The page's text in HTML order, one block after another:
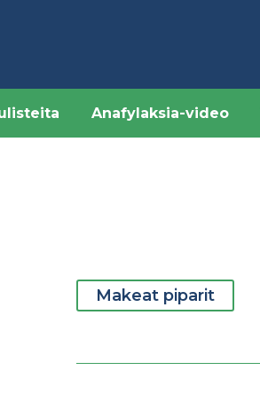
Anafylaksia-video
Makeat piparit